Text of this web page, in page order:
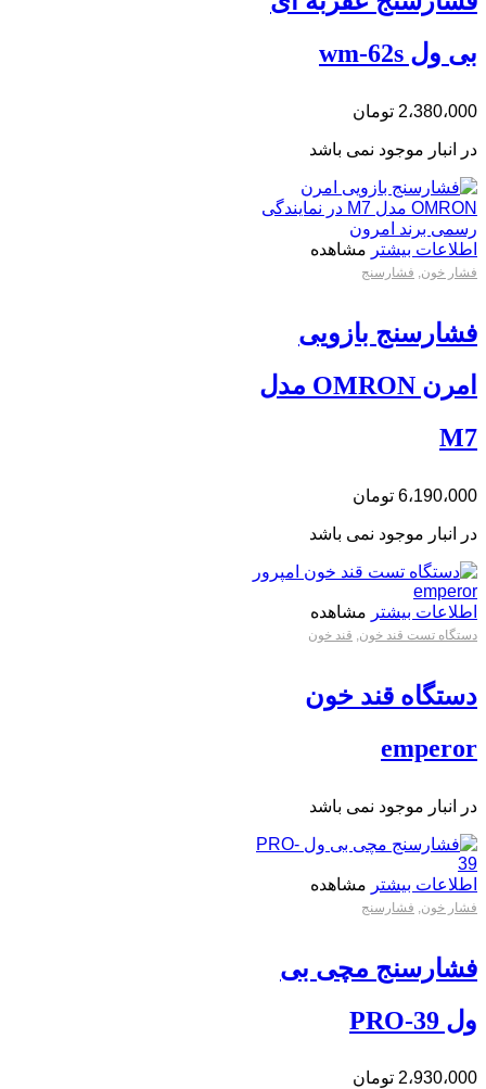
بی ول wm-62s
2،380،000 تومان
در انبار موجود نمی باشد
اطلاعات بیشتر مشاهده
فشار خون, فشارسنج
فشارسنج بازویی
امرن OMRON مدل
M7
6،190،000 تومان
در انبار موجود نمی باشد
اطلاعات بیشتر مشاهده
دستگاه تست قند خون قند خون
دستگاه قند خون
emperor
در انبار موجود نمی باشد
اطلاعات بیشتر مشاهده
فشار خون فشارسنج
فشارسنج مچی بی
ول PRO-39
2،930،000 تومان